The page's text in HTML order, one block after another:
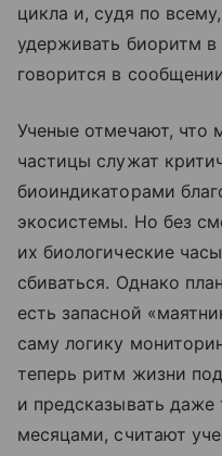
цикла и, судя по
удерживать биоритм
говорится в
Ученые отмечают, что
частицы служат
биоиндикаторами
экосистемы. Но без
их биологические
сбиваться. Однако
есть запасной
саму логику
теперь ритм жизни
и предсказывать даже
месяцами, считают